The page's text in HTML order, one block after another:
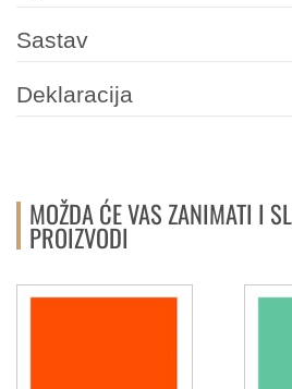
Sastav
Deklaracija
MOŽDA ĆE VAS ZANIMATI I
PROIZVODI